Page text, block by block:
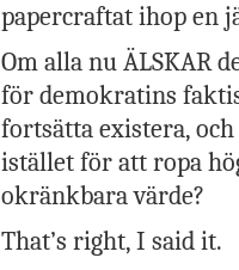
papercraftat ihop en
Om alla nu ÄLSKAR
för demokratins
fortsätta existera,
istället för att ropa
okränkbara värde?
That’s right, I said it.